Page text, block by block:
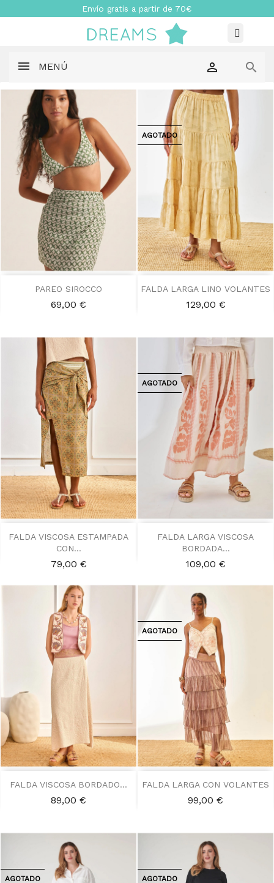
Envío gratis a partir de 70€
MENÚ  
PAREO SIROCCO
Precio
69,00 €
FALDA LARGA LINO VOLANTES
Precio
129,00 €
AGOTADO
FALDA VISCOSA ESTAMPADA
CON...
Precio
79,00 €
FALDA LARGA VISCOSA
BORDADA...
Precio
109,00 €
AGOTADO
FALDA VISCOSA BORDADO...
Precio
89,00 €
FALDA LARGA CON VOLANTES
Precio
99,00 €
AGOTADO
AGOTADO AGOTADO